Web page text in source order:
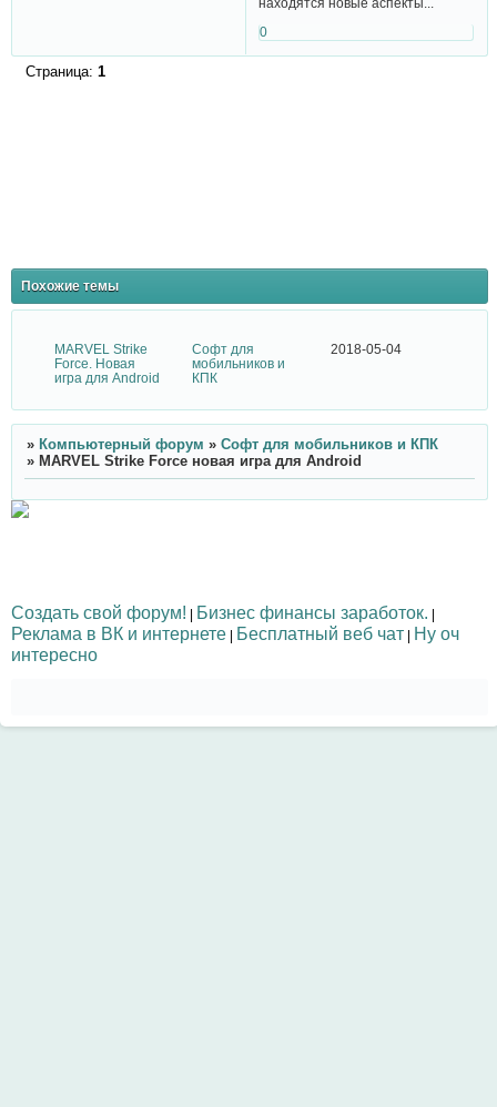
находятся новые аспекты...
0
Страница: 1
Похожие темы
MARVEL Strike
Force. Новая
игра для Android
Софт для
мобильников и
КПК
2018-05-04
» Компьютерный форум » Софт для мобильников и КПК
» MARVEL Strike Force новая игра для Android
Создать свой форум! | Бизнес финансы заработок. |
Реклама в ВК и интернете | Бесплатный веб чат | Ну оч
интересно